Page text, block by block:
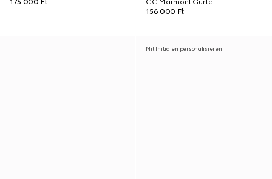
175 000 Ft
GG Marmont Gürtel
156 000 Ft
Mit Initialen personalisieren